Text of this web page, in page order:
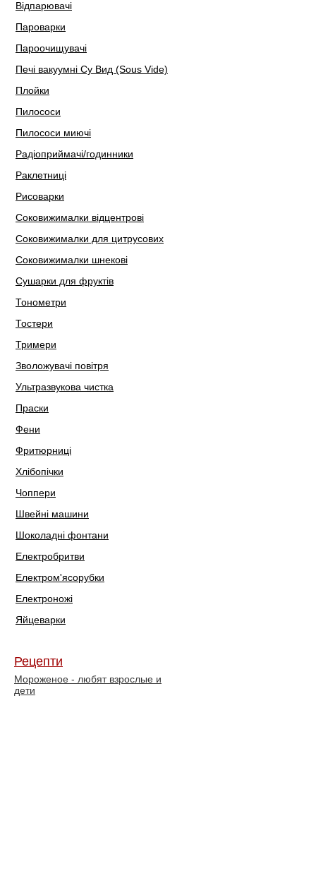
Відпарювачі
Пароварки
Пароочищувачі
Печі вакуумні Су Вид (Sous Vide)
Плойки
Пилососи
Пилососи миючі
Радіоприймачі/годинники
Раклетниці
Рисоварки
Соковижималки відцентрові
Соковижималки для цитрусових
Соковижималки шнекові
Сушарки для фруктів
Тонометри
Тостери
Тримери
Зволожувачі повітря
Ультразвукова чистка
Праски
Фени
Фритюрниці
Хлібопічки
Чоппери
Швейні машини
Шоколадні фонтани
Електробритви
Електром'ясорубки
Електроножі
Яйцеварки
Рецепти
Мороженое - любят взрослые и
дети